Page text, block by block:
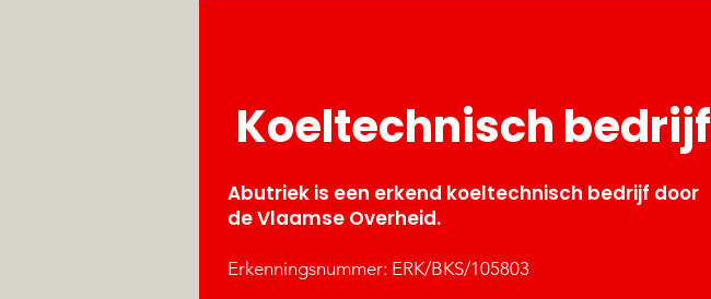
Koeltechnisch bedrijf
Abutriek is een erkend koeltechnisch bedrijf door
deVlaamse Overheid.
Erkenningsnummer: ERK/BKS/105803